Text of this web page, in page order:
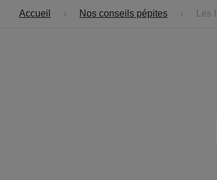
Accueil Nos conseils pépites